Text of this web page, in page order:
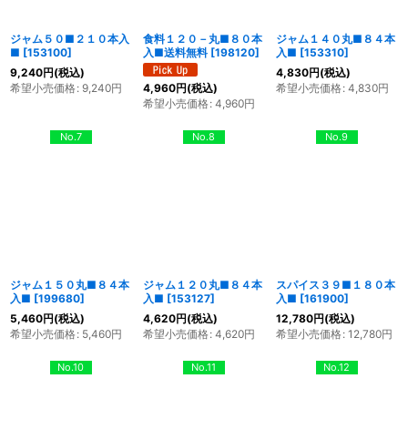
ジャム５０■２１０本入
■ [153100]
9,240円(税込)
希望小売価格: 9,240円
食料１２０－丸■８０本
入■送料無料 [198120]
4,960円(税込)
希望小売価格: 4,960円
ジャム１４０丸■８４本
入■ [153310]
4,830円(税込)
希望小売価格: 4,830円
No.7
ジャム１５０丸■８４本
入■ [199680]
5,460円(税込)
希望小売価格: 5,460円
No.8
ジャム１２０丸■８４本
入■ [153127]
4,620円(税込)
希望小売価格: 4,620円
No.9
スパイス３９■１８０本
入■ [161900]
12,780円(税込)
希望小売価格: 12,780円
No.10 No.11 No.12